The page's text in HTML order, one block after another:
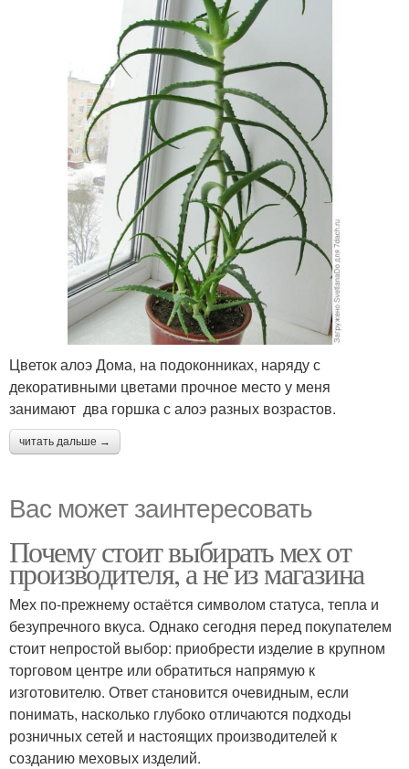
Цветок алоэ Дома, на подоконниках, наряду с
декоративными цветами прочное место у меня
занимают два горшка с алоэ разных возрастов.
читать дальше →
Вас может заинтересовать
Почему стоит выбирать мех от
производителя, а не из магазина
Мех по-прежнему остаётся символом статуса, тепла и
безупречного вкуса. Однако сегодня перед покупателем
стоит непростой выбор: приобрести изделие в крупном
торговом центре или обратиться напрямую к
изготовителю. Ответ становится очевидным, если
понимать, насколько глубоко отличаются подходы
розничных сетей и настоящих производителей к
созданию меховых изделий.